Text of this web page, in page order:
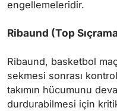
engellemeleridir.
Ribaund (Top
Ribaund, basketbol
sekmesi sonrası
takımın hücumunu
durdurabilmesi için